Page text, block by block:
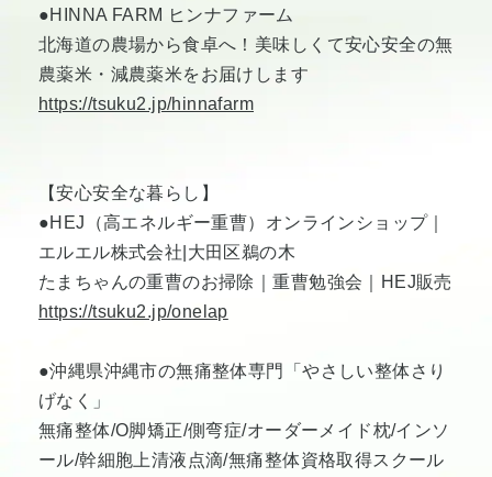
●HINNA FARM ヒンナファーム
北海道の農場から食卓へ！美味しくて安心安全の無
農薬米・減農薬米をお届けします
https://tsuku2.jp/hinnafarm
【安心安全な暮らし】
●HEJ（高エネルギー重曹）オンラインショップ｜
エルエル株式会社|大田区鵜の木
たまちゃんの重曹のお掃除｜重曹勉強会｜HEJ販売
https://tsuku2.jp/onelap
●沖縄県沖縄市の無痛整体専門「やさしい整体さり
げなく」
無痛整体/O脚矯正/側弯症/オーダーメイド枕/インソ
ール/幹細胞上清液点滴/無痛整体資格取得スクール